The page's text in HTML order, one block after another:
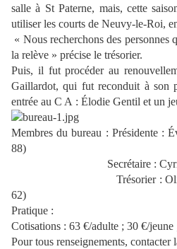
salle à St Paterne, mais, cette
utiliser les courts de Neuvy-le-Roi,
« Nous recherchons des personnes
la relève » précise le trésorier.
Puis, il fut procéder au
Gaillardot, qui fut reconduit à son
entrée au C A : Élodie Gentil et un
Membres du bureau : Présidente :
88)
Secrétaire :
Trésorier :
62)
Pratique :
Cotisations : 63 €/adulte ; 30 €/jeune
Pour tous renseignements, contacter